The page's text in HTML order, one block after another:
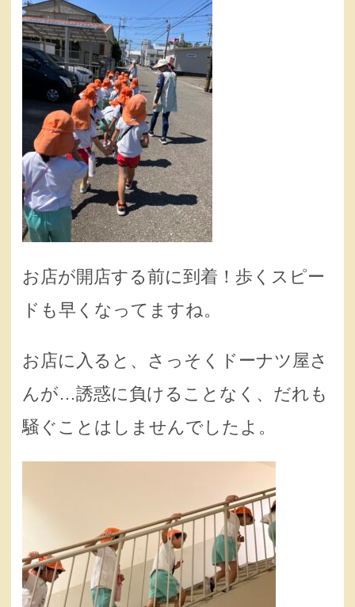
お店が開店する前に到着！歩くスピー
ドも早くなってますね。
お店に入ると、さっそくドーナツ屋さ
んが…誘惑に負けることなく、だれも
騒ぐことはしませんでしたよ。